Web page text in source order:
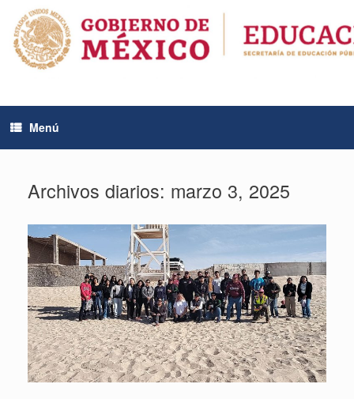
contenido
Menú
Archivos diarios: marzo 3, 2025